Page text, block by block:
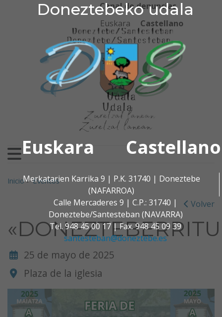
Doneztebeko udala
Euskara Castellano
Merkatarien Karrika 9 | P.K. 31740 | Doneztebe
(NAFARROA)
Calle Mercaderes 9 | C.P.: 31740 |
Doneztebe/Santesteban (NAVARRA)
Tel. 948 45 00 17 | Fax. 948 45 09 39
santesteban@doneztebe.es
Ir al contenido
Doneztebeko udala
Canal de denuncias
Euskara
Castellano
Buscar:
Inicio>Eventos
Volver
25 de mayo de 2025
Plaza de la iglesia